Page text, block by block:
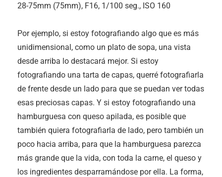
28-75mm (75mm), F16, 1/100 seg., ISO 160
Por ejemplo, si estoy fotografiando algo que es más
unidimensional, como un plato de sopa, una vista
desde arriba lo destacará mejor. Si estoy
fotografiando una tarta de capas, querré fotografiarla
de frente desde un lado para que se puedan ver todas
esas preciosas capas. Y si estoy fotografiando una
hamburguesa con queso apilada, es posible que
también quiera fotografiarla de lado, pero también un
poco hacia arriba, para que la hamburguesa parezca
más grande que la vida, con toda la carne, el queso y
los ingredientes desparramándose por ella. La forma,